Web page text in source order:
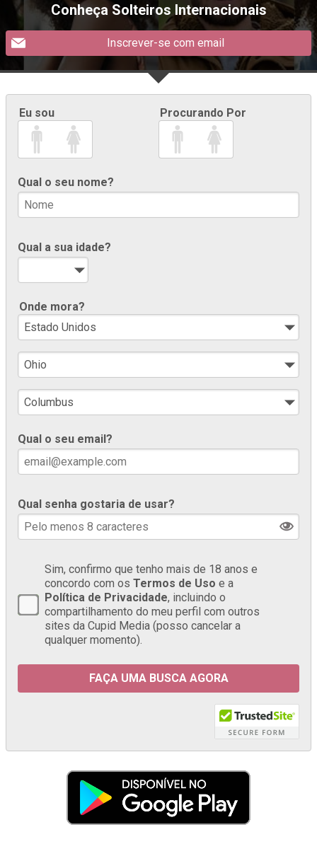
Conheça Solteiros Internacionais
Inscrever-se com email
Eu sou Procurando Por
Qual o seu nome?
Qual a sua idade?
Onde mora?
Qual o seu email?
Qual senha gostaria de usar?
Sim, confirmo que tenho mais de 18 anos e
concordo com os Termos de Uso e a
Política de Privacidade, incluindo o
compartilhamento do meu perfil com outros
sites da Cupid Media (posso cancelar a
qualquer momento).